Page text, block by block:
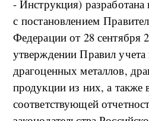
- Инструкция) разработана
с постановлением
Федерации от 28 сентября
утверждении Правил
драгоценных металлов,
продукции из них, а также
соответствующей